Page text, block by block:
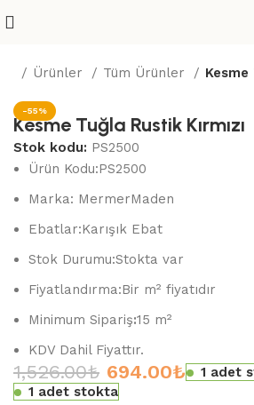
Ürünler Tüm Ürünler Kesme
-55%
Kesme Tuğla Rustik Kırmızı
Stok kodu: PS2500
Ürün Kodu:PS2500
Marka: MermerMaden
Ebatlar:Karışık Ebat
Stok Durumu:Stokta var
Fiyatlandırma:Bir m² fiyatıdır
Minimum Sipariş:15 m²
KDV Dahil Fiyattır.
1,526.00₺ 694.00₺
1 adet
1 adet stokta